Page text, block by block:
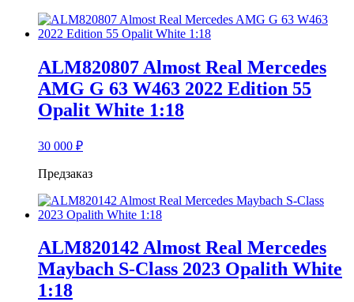
ALM820807 Almost Real Mercedes
AMG G 63 W463 2022 Edition 55
Opalit White 1:18
30 000 ₽
Предзаказ
ALM820142 Almost Real Mercedes
Maybach S-Class 2023 Opalith White
1:18